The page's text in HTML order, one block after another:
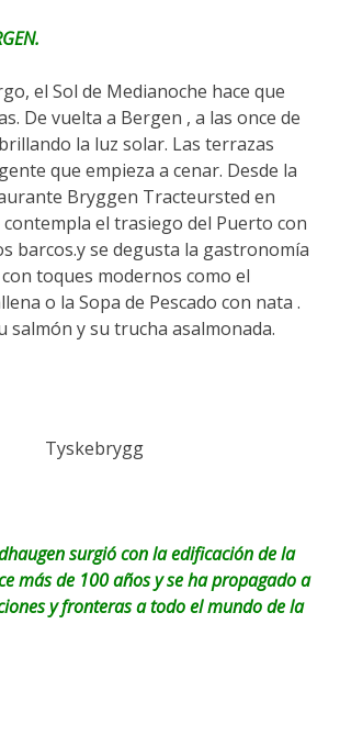
el Sol de Medianoche hace que
De vuelta a Bergen , a las once de
la luz solar. Las terrazas
que empieza a cenar. Desde la
Bryggen Tracteursted en
el trasiego del Puerto con
barcos.y se degusta la gastronomía
toques modernos como el
o la Sopa de Pescado con nata .
salmón y su trucha asalmonada.
Tyskebrygg
surgió con la edificación de la
más de 100 años y se ha propagado a
y fronteras a todo el mundo de la